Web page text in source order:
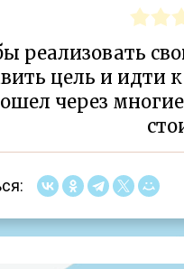
реализовать
цель и идти
через